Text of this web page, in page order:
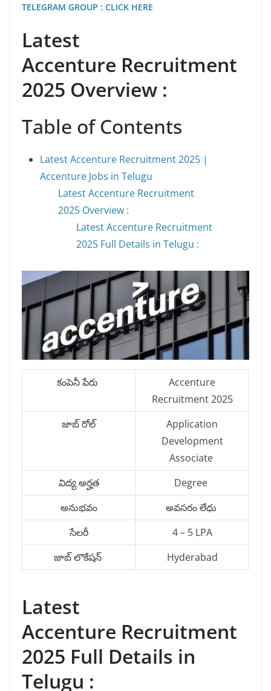
TELEGRAM GROUP : CLICK HERE
Latest
Accenture Recruitment
2025 Overview :
Table of Contents
Latest Accenture Recruitment 2025 |
Accenture Jobs in Telugu
Latest Accenture Recruitment
2025 Overview :
Latest Accenture Recruitment
2025 Full Details in Telugu :
కంపెనీ పేరు
Accenture
Recruitment 2025
జాబ్ రోల్
Application
Development
Associate
విద్య అర్హత
Degree
అనుభవం
అవసరం లేధు
సేలరీ
4 – 5 LPA
జాబ్ లొకేషన్
Hyderabad
Latest
Accenture Recruitment
2025 Full Details in
Telugu :